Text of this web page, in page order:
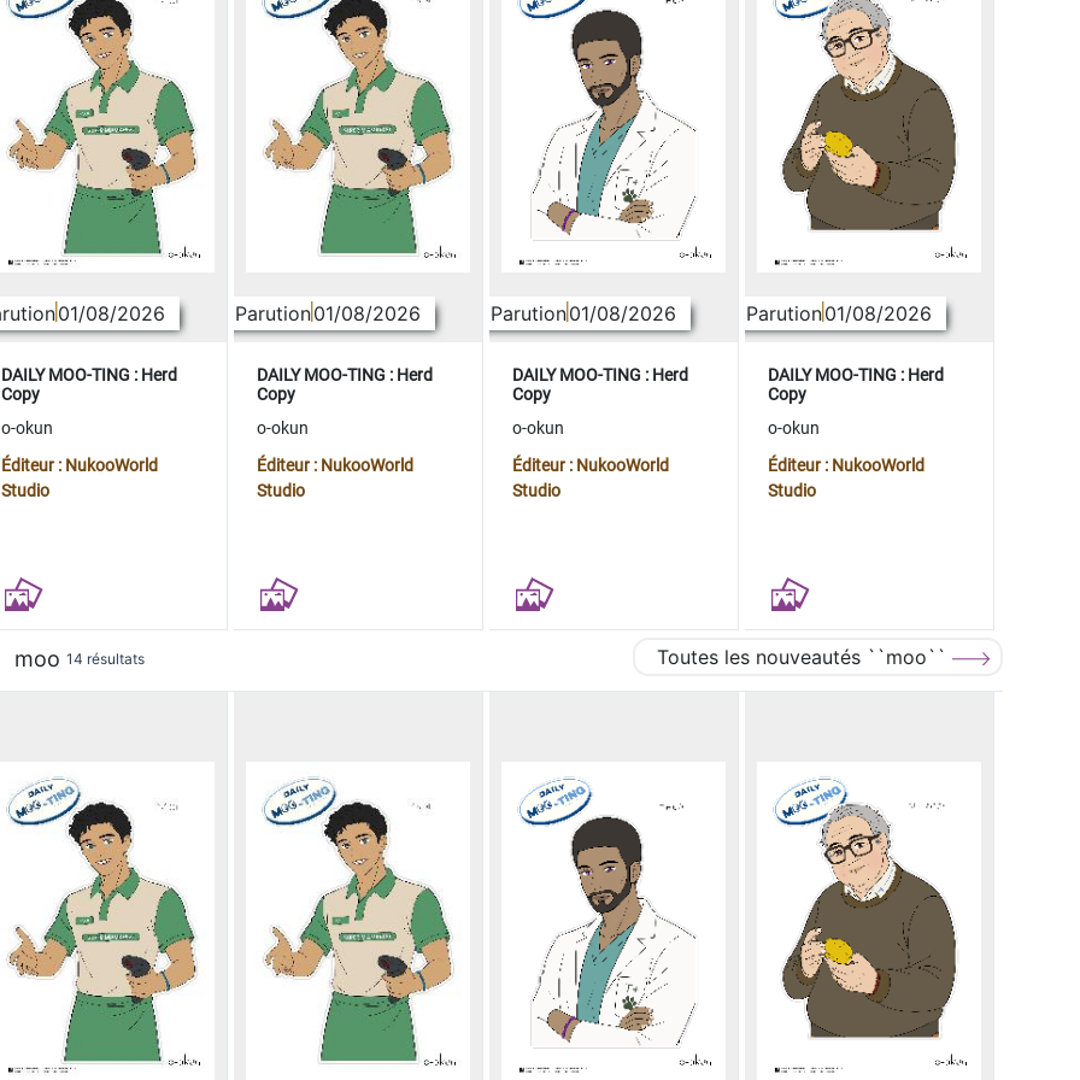
01/08/2026
DAILY MOO-TING : Herd
Copy
o-okun
Éditeur : NukooWorld
Studio
Parution01/08/2026
DAILY MOO-TING : Herd
Copy
o-okun
Éditeur : NukooWorld
Studio
Parution01/08/2026
DAILY MOO-TING : Herd
Copy
o-okun
Éditeur : NukooWorld
Studio
Parution01/08/2026
DAILY MOO-TING : Herd
Copy
o-okun
Éditeur : NukooWorld
Studio
moo 14 résultats Toutes les nouveautés ``moo``